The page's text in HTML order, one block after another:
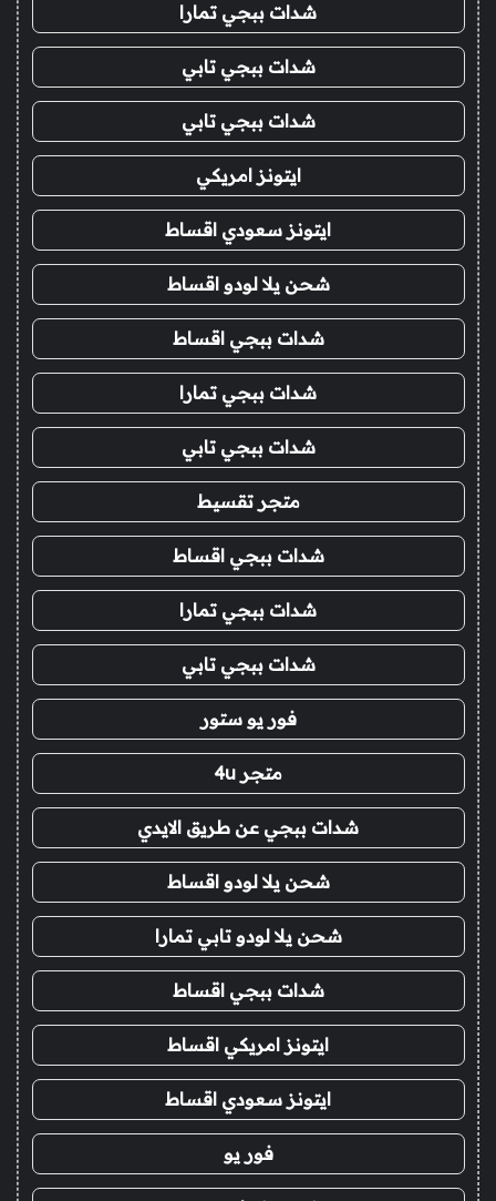
شدات ببجي تمارا
شدات ببجي تابي
شدات ببجي تابي
ايتونز امريكي
ايتونز سعودي اقساط
شحن يلا لودو اقساط
شدات ببجي اقساط
شدات ببجي تمارا
شدات ببجي تابي
متجر تقسيط
شدات ببجي اقساط
شدات ببجي تمارا
شدات ببجي تابي
فور يو ستور
متجر 4u
شدات ببجي عن طريق الايدي
شحن يلا لودو اقساط
شحن يلا لودو تابي تمارا
شدات ببجي اقساط
ايتونز امريكي اقساط
ايتونز سعودي اقساط
فور يو